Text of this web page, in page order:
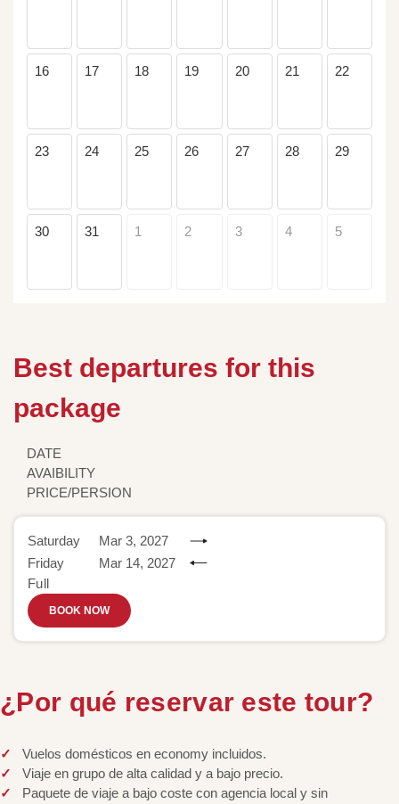
16 17 18 19 20 21 22
23 24 25 26 27 28 29
30 31 1 2 3 4 5
Best departures for this
package
DATE
AVAIBILITY
PRICE/PERSION
Saturday
Mar 3, 2027
Friday
Mar 14, 2027
Full
BOOK NOW
¿Por qué reservar este tour?
Vuelos domésticos en economy incluidos.
Viaje en grupo de alta calidad y a bajo precio.
Paquete de viaje a bajo coste con agencia local y sin